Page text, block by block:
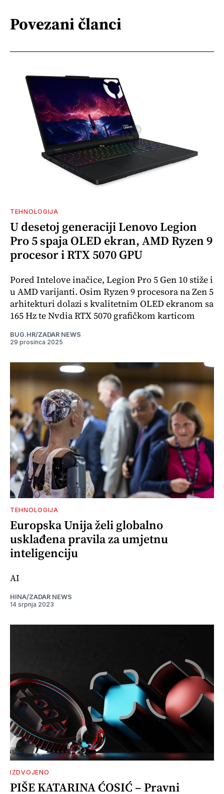
Povezani članci
TEHNOLOGIJA
U desetoj generaciji Lenovo Legion
Pro 5 spaja OLED ekran, AMD Ryzen 9
procesor i RTX 5070 GPU
Pored Intelove inačice, Legion Pro 5 Gen 10 stiže i
u AMD varijanti. Osim Ryzen 9 procesora na Zen 5
arhitekturi dolazi s kvalitetnim OLED ekranom sa
165 Hz te Nvdia RTX 5070 grafičkom karticom
BUG.HR/ZADAR NEWS
29 prosinca 2025
TEHNOLOGIJA
Europska Unija želi globalno
usklađena pravila za umjetnu
inteligenciju
AI
HINA/ZADAR NEWS
14 srpnja 2023
IZDVOJENO
PIŠE KATARINA ĆOSIĆ – Pravni